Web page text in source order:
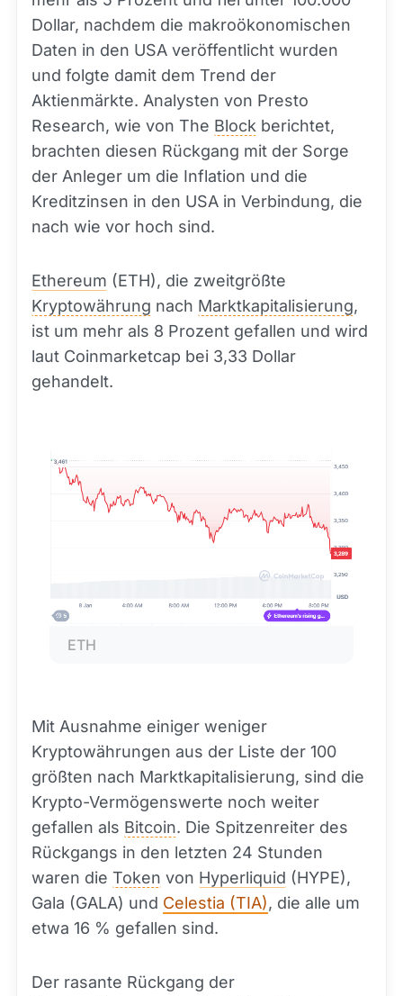
Dollar, nachdem die makroökonomischen
Daten in den USA veröffentlicht wurden
und folgte damit dem Trend der
Aktienmärkte. Analysten von Presto
Research, wie von The Block berichtet,
brachten diesen Rückgang mit der Sorge
der Anleger um die Inflation und die
Kreditzinsen in den USA in Verbindung, die
nach wie vor hoch sind.
Ethereum (ETH), die zweitgrößte
Kryptowährung nach Marktkapitalisierung,
ist um mehr als 8 Prozent gefallen und wird
laut Coinmarketcap bei 3,33 Dollar
gehandelt.
ETH
Mit Ausnahme einiger weniger
Kryptowährungen aus der Liste der 100
größten nach Marktkapitalisierung, sind die
Krypto-Vermögenswerte noch weiter
gefallen als Bitcoin. Die Spitzenreiter des
Rückgangs in den letzten 24 Stunden
waren die Token von Hyperliquid (HYPE),
Gala (GALA) und Celestia (TIA), die alle um
etwa 16 % gefallen sind.
Der rasante Rückgang der